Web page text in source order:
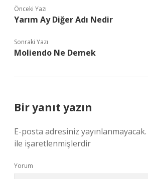
Önceki Yazı
Yarım Ay Diğer Adı Nedir
Sonraki Yazı
Moliendo Ne Demek
Bir yanıt yazın
E-posta adresiniz yayınlanmayacak.
ile işaretlenmişlerdir
Yorum